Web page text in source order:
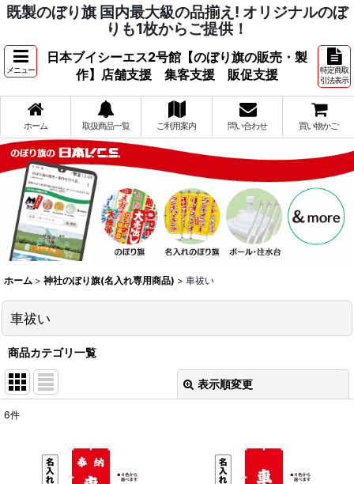
既製のぼり旗 国内最大級の品揃え! オリジナルのぼ
りも1枚からご提供！
メニュー
日本ブイシーエス2号館【のぼり旗の販売・製
作】店舗支援 集客支援 販促支援
特定商取
引法表示
ホーム 取扱商品一覧 ご利用案内 問い合わせ 買い物かご
ホーム > 神社のぼり旗(名入れ専用商品) > 車祓い
車祓い
商品カテゴリ一覧
表示順変更
並び順:
6件